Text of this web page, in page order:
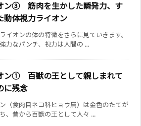
ン③ 筋肉を生かした瞬発力、す
動体視力ライオン
イオンの体の特徴をさらに見ていきます。
力なパンチ、視力は人間の ...
ン① 百獣の王として親しまれて
に残念
（食肉目ネコ科ヒョウ属）は金色のたてが
、昔から百獣の王として人々 ...